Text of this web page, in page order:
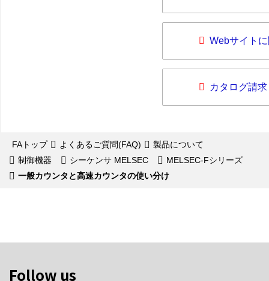
Webサイト
カタログ請求
FAトップ よくあるご質問(FAQ)
製品について
制御機器
シーケンサ MELSEC
MELSEC-Fシリーズ
一般カウンタと高速カウンタの使い分け
Follow us